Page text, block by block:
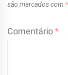
são marcados com *
Comentário*